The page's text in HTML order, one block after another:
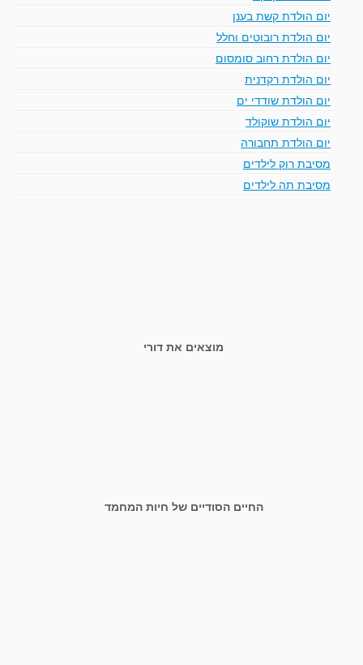
יום הולדת קשת בענן
יום הולדת רובוטים וחלל
יום הולדת רחוב סומסום
יום הולדת רקדנית
יום הולדת שודדי ים
יום הולדת שוקולד
יום הולדת תחבורה
מסיבת רוק לילדים
מסיבת תה לילדים
מוצאים את דורי
החיים הסודיים של חיות המחמד